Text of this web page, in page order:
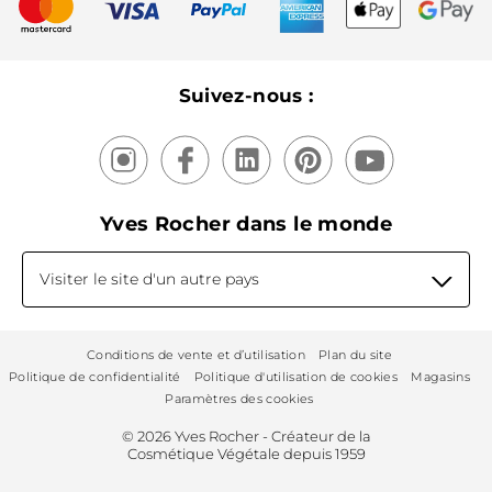
Recyclage
Suivez-nous :
Yves Rocher dans le monde
Visiter le site d'un autre pays
Conditions de vente et d’utilisation
Plan du site
Politique de confidentialité
Politique d'utilisation de cookies
Magasins
Paramètres des cookies
© 2026 Yves Rocher - Créateur de la
Cosmétique Végétale depuis 1959